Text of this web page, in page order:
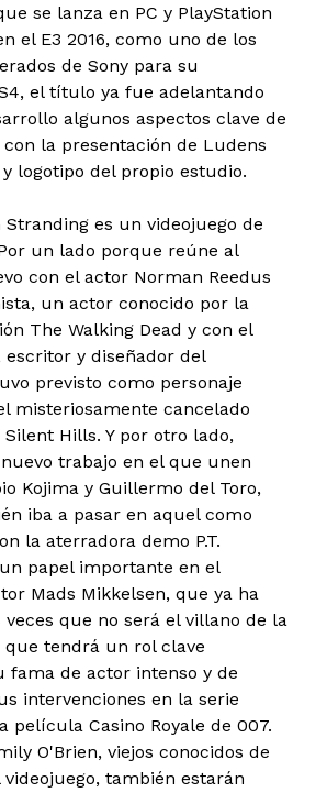
se lanza en PC y PlayStation
el E3 2016, como uno de los
de Sony para su
el título ya fue adelantando
algunos aspectos clave de
la presentación de Ludens
logotipo del propio estudio.
Stranding es un videojuego de
un lado porque reúne al
con el actor Norman Reedus
un actor conocido por la
The Walking Dead y con el
y diseñador del
previsto como personaje
misteriosamente cancelado
Hills. Y por otro lado,
trabajo en el que unen
Kojima y Guillermo del Toro,
iba a pasar en aquel como
la aterradora demo P.T.
papel importante en el
Mads Mikkelsen, que ya ha
que no será el villano de la
que tendrá un rol clave
fama de actor intenso y de
intervenciones en la serie
película Casino Royale de 007.
O'Brien, viejos conocidos de
también estarán